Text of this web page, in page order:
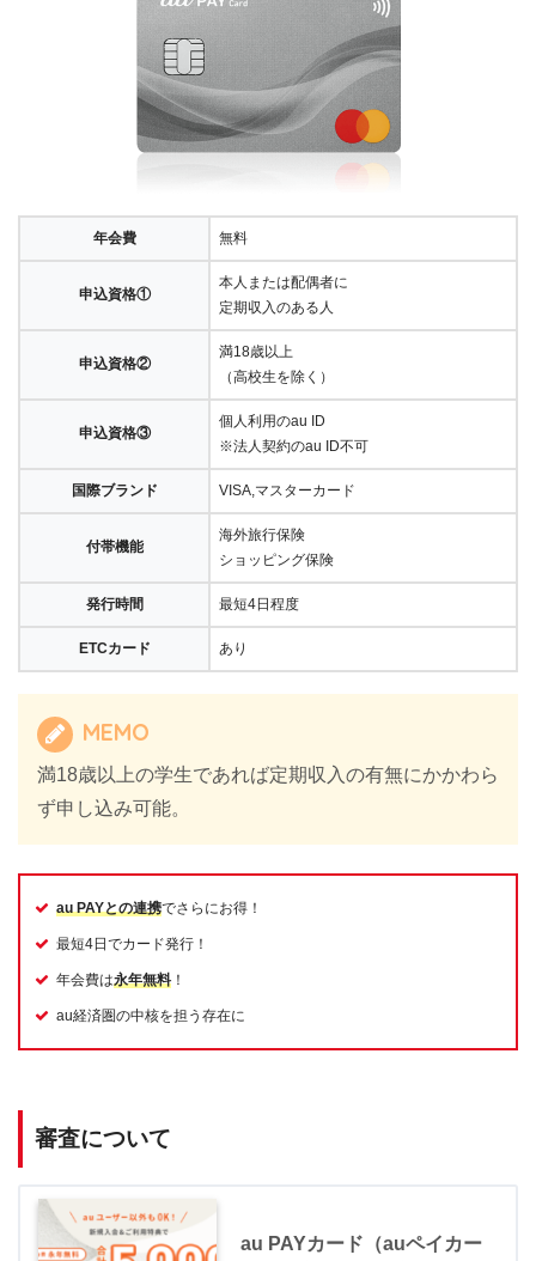
年会費 無料
申込資格①
本人または配偶者に
定期収入のある人
申込資格②
満18歳以上
（高校生を除く）
申込資格③
個人利用のau ID
※法人契約のau ID不可
国際ブランド VISA,マスターカード
付帯機能
海外旅行保険
ショッピング保険
発行時間 最短4日程度
ETCカード あり
MEMO
満18歳以上の学生であれば定期収入の有無にかかわら
ず申し込み可能。
au PAYとの連携でさらにお得！
最短4日でカード発行！
年会費は永年無料 ！
au経済圏の中核を担う存在に
審査について
au PAYカード（auペイカー